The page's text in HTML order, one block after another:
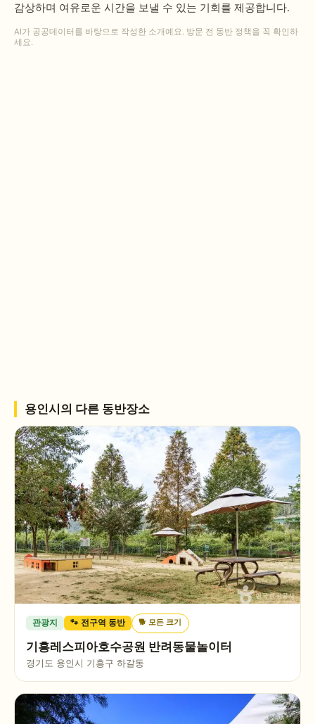
감상하며 여유로운 시간을 보낼 수 있는 기회를 제공합니다.
AI가 공공데이터를 바탕으로 작성한 소개예요. 방문 전 동반 정책을 꼭 확인하
세요.
용인시 의 다른 동반장소
관광지 🐾 전구역 동반 🐕모든 크기
기흥레스피아호수공원 반려동물놀이터
경기도 용인시 기흥구 하갈동